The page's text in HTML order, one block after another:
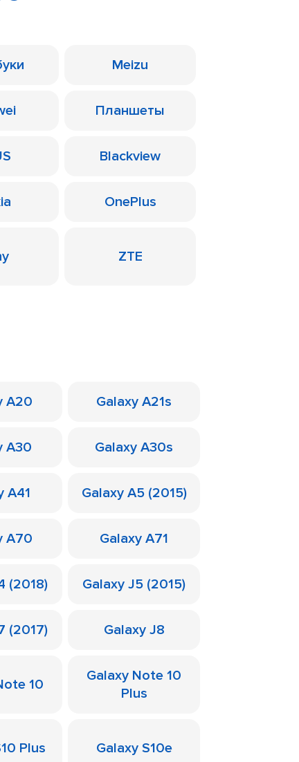
Meizu
Планшеты
Blackview
OnePlus
ZTE
A20 Galaxy A21s
A30 Galaxy A30s
A41 Galaxy A5 (2015)
A70 Galaxy A71
(2018) Galaxy J5 (2015)
(2017) Galaxy J8
10
Galaxy Note 10
Plus
Plus Galaxy S10e